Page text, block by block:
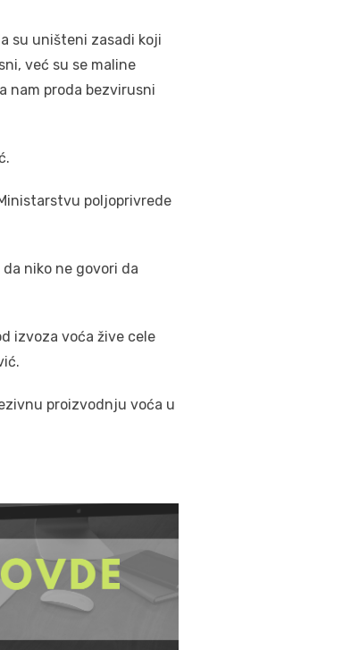
su uništeni zasadi koji
već su se maline
nam proda bezvirusni
poljoprivrede
niko ne govori da
izvoza voća žive cele
proizvodnju voća u